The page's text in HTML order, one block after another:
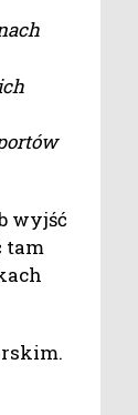
wyjść
tam